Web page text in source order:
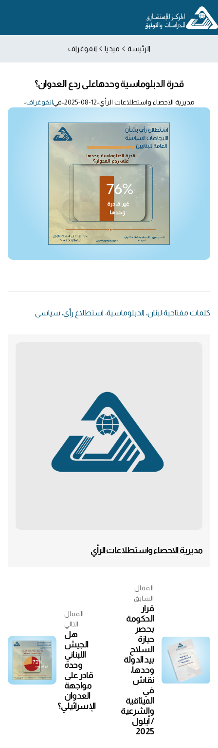
الرئيسة ميديا انفوغراف
قدرة الدبلوماسية وحدهاعلى ردع العدوان؟
مديرية الاحصاء واستطلاعات الرأي•
2025-08-12
•فيانفوغراف•
كلمات مفتاحية:لبنان، الدبلوماسية، استطلاع رأي، سياسي
مديرية الاحصاء واستطلاعات الرأي
المقال
السابق
قرار
الحكومة
بحصر
حيازة
السلاح
بيد الدولة
وحدها،
نقاش
في
الميثاقية
والشرعية
/ أيلول
2025
المقال
التالي
هل
الجيش
اللبناني
وحده
قادر على
مواجهة
العدوان
الإسرائيلي؟